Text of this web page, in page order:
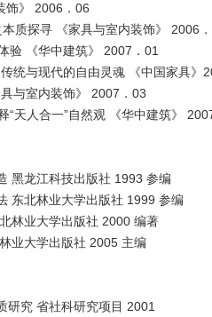
饰》 2006．06
质探寻 《家具与室内装饰》 2006
验 《华中建筑》 2007．01
统与现代的自由灵魂 《中国家具》
与室内装饰》 2007．03
“天人合一”自然观 《华中建筑》
黑龙江科技出版社 1993 参编
东北林业大学出版社 1999 参编
林业大学出版社 2000 编著
业大学出版社 2005 主编
研究 省社科研究项目 2001